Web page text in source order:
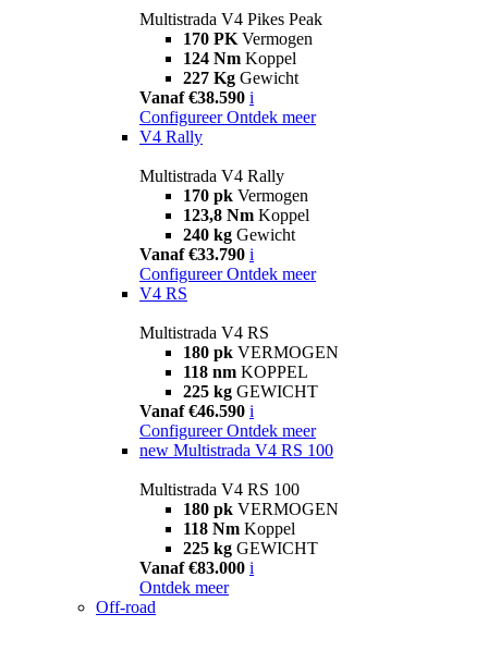
Multistrada V4 Pikes Peak
170 PK Vermogen
124 Nm Koppel
227 Kg Gewicht
Vanaf €38.590 i
Configureer Ontdek meer
V4 Rally
Multistrada V4 Rally
170 pk Vermogen
123,8 Nm Koppel
240 kg Gewicht
Vanaf €33.790 i
Configureer Ontdek meer
V4 RS
Multistrada V4 RS
180 pk VERMOGEN
118 nm KOPPEL
225 kg GEWICHT
Vanaf €46.590 i
Configureer Ontdek meer
new Multistrada V4 RS 100
Multistrada V4 RS 100
180 pk VERMOGEN
118 Nm Koppel
225 kg GEWICHT
Vanaf €83.000 i
Ontdek meer
Off-road